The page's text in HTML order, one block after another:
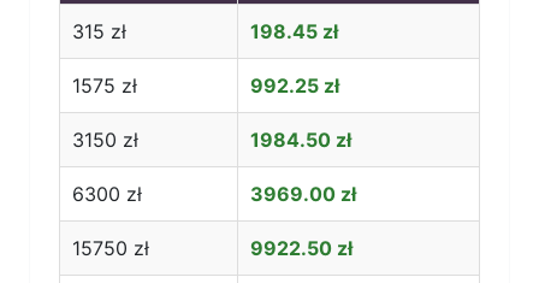
315 zł 198.45 zł
1575 zł 992.25 zł
3150 zł 1984.50 zł
6300 zł 3969.00 zł
15750 zł 9922.50 zł